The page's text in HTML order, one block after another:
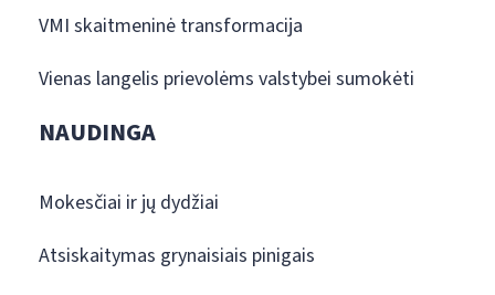
VMI skaitmeninė transformacija
Vienas langelis prievolėms valstybei sumokėti
NAUDINGA
Mokesčiai ir jų dydžiai
Atsiskaitymas grynaisiais pinigais